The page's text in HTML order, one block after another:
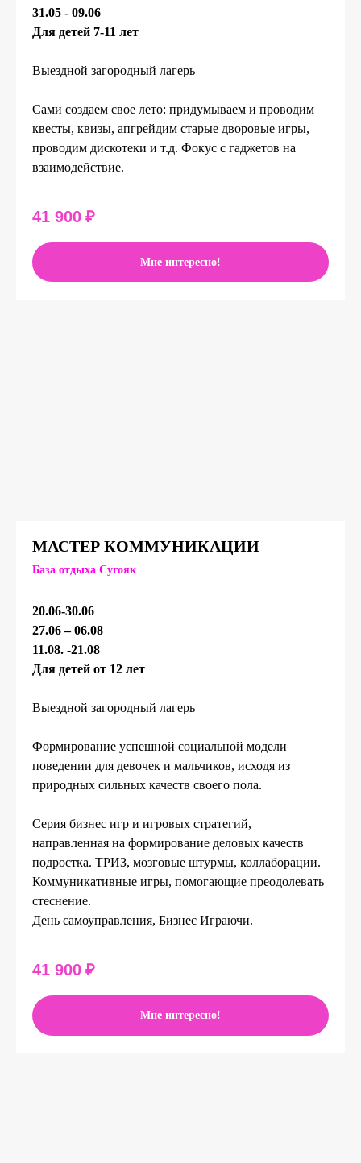
31.05 - 09.06
Для детей 7-11 лет
Выездной загородный лагерь
Сами создаем свое лето: придумываем и проводим
квесты, квизы, апгрейдим старые дворовые игры,
проводим дискотеки и т.д. Фокус с гаджетов на
взаимодействие.
41 900 ₽
Мне интересно!
МАСТЕР КОММУНИКАЦИИ
База отдыха Сугояк
20.06-30.06
27.06 – 06.08
11.08. -21.08
Для детей от 12 лет
Выездной загородный лагерь
Формирование успешной социальной модели
поведении для девочек и мальчиков, исходя из
природных сильных качеств своего пола.
Серия бизнес игр и игровых стратегий,
направленная на формирование деловых качеств
подростка. ТРИЗ, мозговые штурмы, коллаборации.
Коммуникативные игры, помогающие преодолевать
стеснение.
День самоуправления, Бизнес Играючи.
41 900 ₽
Мне интересно!